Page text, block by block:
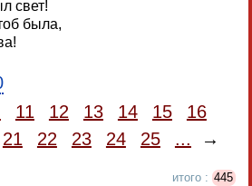
свет!
была,
11 12 13 14 15
16
21 22 23 24 25 ... →
итого : 445